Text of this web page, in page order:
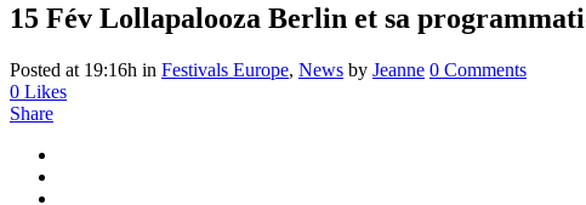
15 Fév Lollapalooza Berlin et sa
Posted at 19:16h in Festivals Europe, News by Jeanne 0 Comments
0 Likes
Share